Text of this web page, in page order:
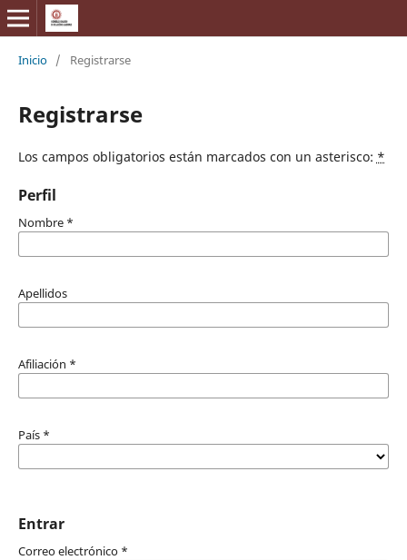
Inicio / Registrarse
Registrarse
Los campos obligatorios están marcados con un asterisco: *
Perfil
Nombre *
Apellidos
Afiliación *
País *
Entrar
Correo electrónico *